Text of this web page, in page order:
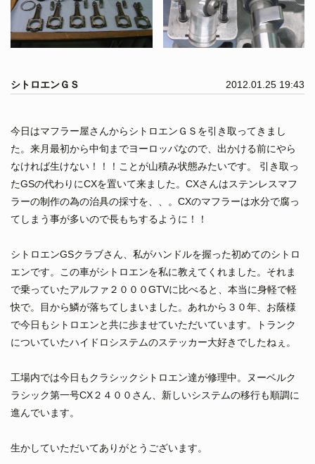
シトロエンＧＳ 2012.01.25 19:43
今日はマフラー屋さんからシトロエンＧＳを引き取ってきまし
た。来月最初から中旬までヨーロッパなので、出かける前にやら
なければ生けない！！！ことが山積み状態みたいです。 引き取っ
たGSの代わりにCXを置いて来ました。CXさんはステンレスマフ
ラーの制作の為の治具の採寸を、、。CXのマフラーは水分で腐っ
てしまう事が多いので長もちするように！！
シトロエンGSクラブさん、私がハンドルを握った初めてのシトロ
エンです。この車がシトロエンを私に教えてくれました。それま
で乗っていたアルファ２０００GTVに比べると、本当に身軽で軽
快で。目から鱗が落ちてしまいました。あれから３０年、お蔭様
で今日もシトロエンと共に歩ませていただいています。トランク
についていたハイドロシステムのステッカー大好きでしたねぇ。
工場内では今日もクラシックシトロエン達が修理中。ヌーベルク
ラシック第一号CX２４００さん、新しいシステムの移行も順調に
進んでいます。
生かしていただいてありがとうございます。